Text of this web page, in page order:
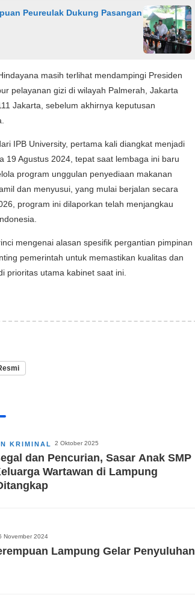
Peureulak Dukung Pasangan
masih terlihat mendampingi Presiden
pelayanan gizi di wilayah Palmerah, Jakarta
Jakarta, sebelum akhirnya keputusan
IPB University, pertama kali diangkat menjadi
19 Agustus 2024, tepat saat lembaga ini baru
program unggulan penyediaan makanan
dan menyusui, yang mulai berjalan secara
program ini dilaporkan telah menjangkau
mengenai alasan spesifik pergantian pimpinan
pemerintah untuk memastikan kualitas dan
prioritas utama kabinet saat ini.
KRIMINAL 2 Oktober 2025
dan Pencurian, Sasar Anak SMP
Wartawan di Lampung
November 2024
Lampung Gelar Penyuluhan